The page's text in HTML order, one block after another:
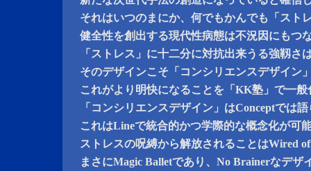
それはいつのまにか、何でもかんでも「スト
健全性を創出する現代性病態は不況因にもつ
「ストレス」に十二分に対抗出来うる強靱さ
そのデザインこそ「コンシリエンスデザイン
これがより明快になることを「KK塾」で一
「コンシリエンスデザイン」はConceptでは
これはLineで統合的かつ学際的な概念化が可
ストレスの呪縛から解放されることはWired
まさにMagic Balletであり、No Brainerなデザ